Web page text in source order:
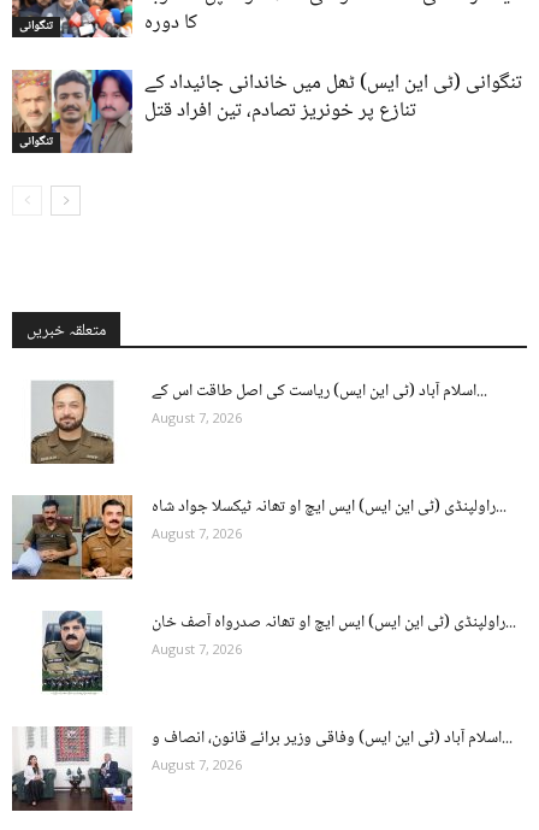
تنگوانی کا دورہ
تنگوانی
تنگوانی (ٹی این ایس) ٹھل میں خاندانی جائیداد کے
تنازع پر خونریز تصادم، تین افراد قتل
متعلقہ خبریں
اسلام آباد (ٹی این ایس) ریاست کی اصل طاقت اس کے...
August 7, 2026
راولپنڈی (ٹی این ایس) ایس ایچ او تھانہ ٹیکسلا جواد شاہ...
August 7, 2026
راولپنڈی (ٹی این ایس) ایس ایچ او تھانہ صدرواہ آصف خان...
August 7, 2026
اسلام آباد (ٹی این ایس) وفاقی وزیر برائے قانون، انصاف و...
August 7, 2026